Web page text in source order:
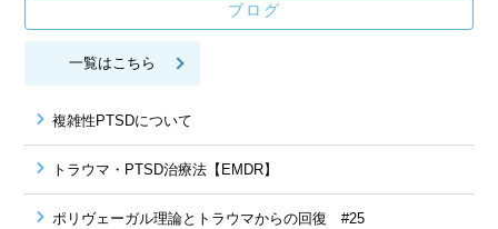
ブログ
一覧はこちら
複雑性PTSDについて
トラウマ・PTSD治療法【EMDR】
ポリヴェーガル理論とトラウマからの回復 #25